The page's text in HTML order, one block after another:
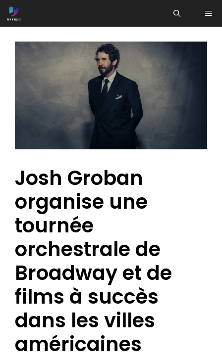
Aller
au
Josh Groban
organise une
tournée
orchestrale de
Broadway et de
films à succès
dans les villes
américaines